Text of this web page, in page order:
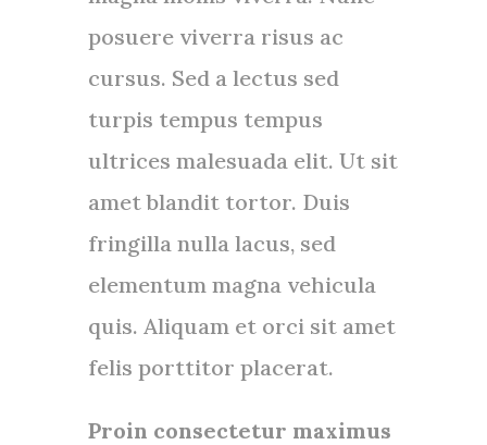
posuere viverra risus ac
cursus. Sed a lectus sed
turpis tempus tempus
ultrices malesuada elit. Ut sit
amet blandit tortor. Duis
fringilla nulla lacus, sed
elementum magna vehicula
quis. Aliquam et orci sit amet
felis porttitor placerat.
Proin consectetur maximus